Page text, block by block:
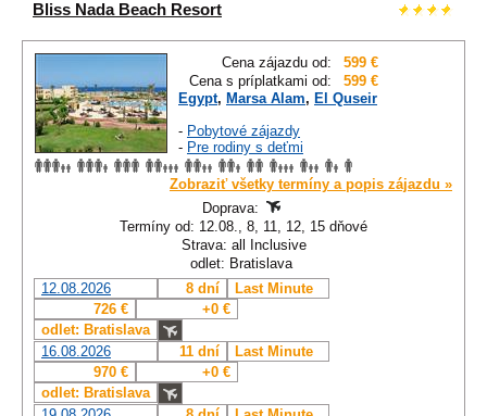
Bliss Nada Beach Resort
Cena zájazdu od:
599 €
Cena s príplatkami od:
599 €
Egypt, Marsa Alam, El Quseir
- Pobytové zájazdy
- Pre rodiny s deťmi
Zobraziť všetky termíny a popis zájazdu »
Doprava:
Termíny od: 12.08., 8, 11, 12, 15 dňové
Strava: all Inclusive
odlet: Bratislava
12.08.2026
8 dní
Last Minute
726 €
+0 €
odlet: Bratislava
16.08.2026
11 dní
Last Minute
970 €
+0 €
odlet: Bratislava